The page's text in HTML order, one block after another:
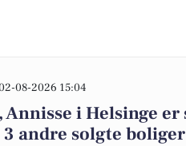
08-2026 15:04
Annisse i Helsinge
andre solgte boliger